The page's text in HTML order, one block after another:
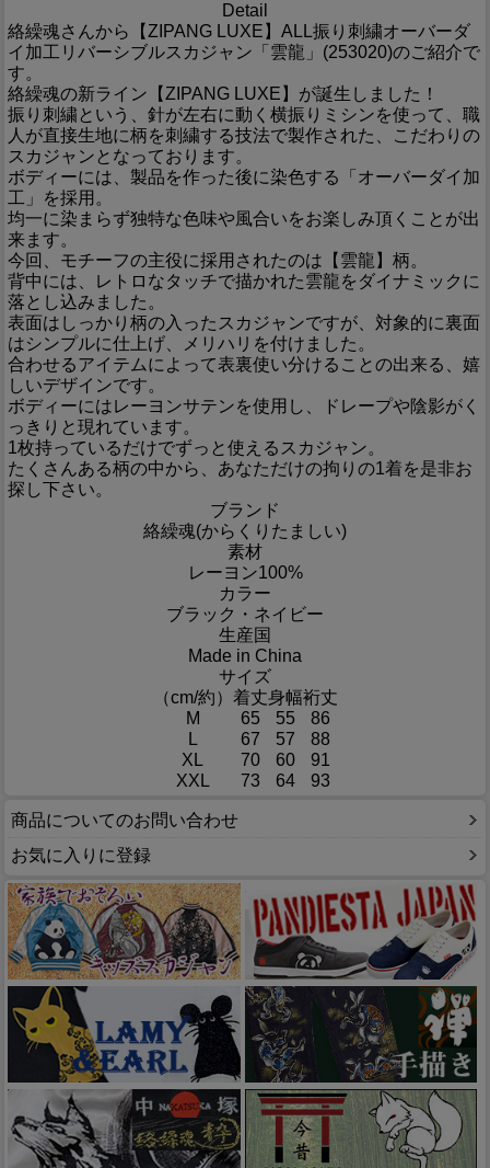
Detail
絡繰魂さんから【ZIPANG LUXE】ALL振り刺繍オーバーダ
イ加工リバーシブルスカジャン「雲龍」(253020)のご紹介で
す。
絡繰魂の新ライン【ZIPANG LUXE】が誕生しました！
振り刺繍という、針が左右に動く横振りミシンを使って、職
人が直接生地に柄を刺繍する技法で製作された、こだわりの
スカジャンとなっております。
ボディーには、製品を作った後に染色する「オーバーダイ加
工」を採用。
均一に染まらず独特な色味や風合いをお楽しみ頂くことが出
来ます。
今回、モチーフの主役に採用されたのは【雲龍】柄。
背中には、レトロなタッチで描かれた雲龍をダイナミックに
落とし込みました。
表面はしっかり柄の入ったスカジャンですが、対象的に裏面
はシンプルに仕上げ、メリハリを付けました。
合わせるアイテムによって表裏使い分けることの出来る、嬉
しいデザインです。
ボディーにはレーヨンサテンを使用し、ドレープや陰影がく
っきりと現れています。
1枚持っているだけでずっと使えるスカジャン。
たくさんある柄の中から、あなただけの拘りの1着を是非お
探し下さい。
ブランド
絡繰魂(からくりたましい)
素材
レーヨン100%
カラー
ブラック・ネイビー
生産国
Made in China
サイズ
（cm/約） 着丈身幅裄丈
M
65 55
86
L
67 57
88
XL
70 60
91
XXL
73 64 93
商品についてのお問い合わせ
お気に入りに登録